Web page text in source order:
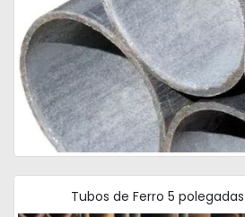
Tubos de Ferro 5